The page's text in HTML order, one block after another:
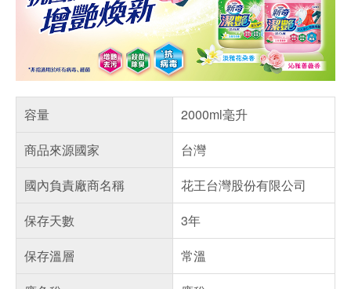
容量
2000ml毫升
商品來源國家
台灣
國內負責廠商名稱
花王台灣股份有限公司
保存天數
3年
保存溫層
常溫